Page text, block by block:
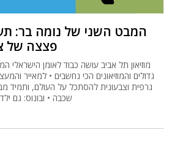
המבט השני של נומה בר:
פצצה של
מוזיאון תל אביב עושה כבוד לאומן הישראלי
גדולים והמוזיאונים הכי נחשבים • למאייר
גרפית וצבעונית להסתכל על העולם, ותמיד
שכבה • ובונוס: גם